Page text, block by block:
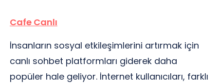
Cafe Canlı
İnsanların sosyal etkileşimlerini artırmak için
canlı sohbet platformları giderek daha
popüler hale geliyor. İnternet kullanıcıları, farklı